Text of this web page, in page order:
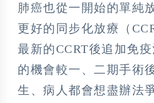
肺癌也從一開始的單純
更好的同步化放療（
最新的CCRT後追加免
的機會較一、二期手術
生、病人都會想盡辦法